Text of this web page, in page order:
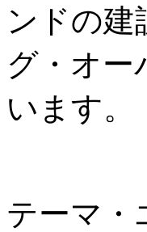
ンドの
グ・オー
います。
テーマ・